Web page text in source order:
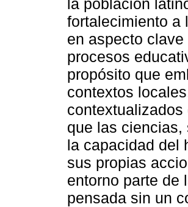
la población
fortalecimiento a
en aspecto
procesos
propósito que
contextos
que las ciencias,
la capacidad del
sus propias
entorno parte de
pensada sin un